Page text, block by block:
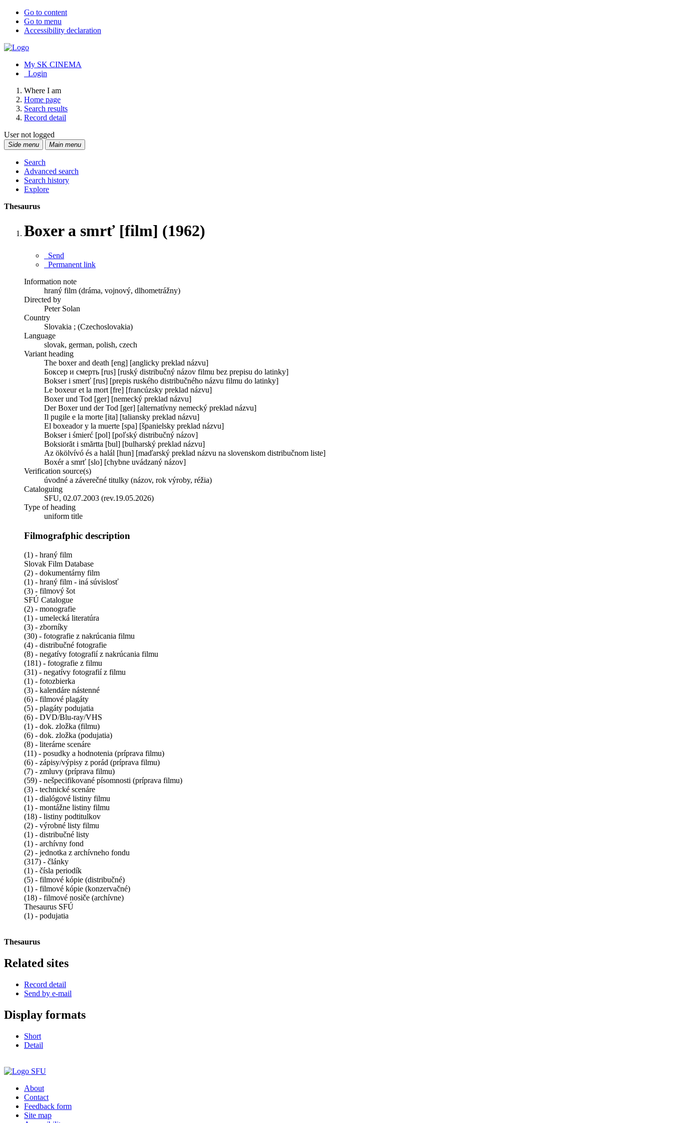
Go to content
Go to menu
Accessibility declaration
My SK CINEMA
Login
Where I am
Home page
Search results
Record detail
User not logged
Side menu Main menu
Search
Advanced search
Search history
Explore
Thesaurus
Boxer a smrť [film] (1962)
Send
Permanent link
Information note
hraný film (dráma, vojnový, dlhometrážny)
Directed by
Peter Solan
Country
Slovakia ; (Czechoslovakia)
Language
slovak, german, polish, czech
Variant heading
The boxer and death [eng] [anglicky preklad názvu]
Боксер и смерть [rus] [ruský distribučný názov filmu bez prepisu do latinky]
Bokser i smerť [rus] [prepis ruského distribučného názvu filmu do latinky]
Le boxeur et la mort [fre] [francúzsky preklad názvu]
Boxer und Tod [ger] [nemecký preklad názvu]
Der Boxer und der Tod [ger] [alternatívny nemecký preklad názvu]
Il pugile e la morte [ita] [taliansky preklad názvu]
El boxeador y la muerte [spa] [španielsky preklad názvu]
Bokser i śmierć [pol] [poľský distribučný názov]
Boksiorăt i smărtta [bul] [bulharský preklad názvu]
Az ökölvívó és a halál [hun] [maďarský preklad názvu na slovenskom distribučnom liste]
Boxér a smrť [slo] [chybne uvádzaný názov]
Verification source(s)
úvodné a záverečné titulky (názov, rok výroby, réžia)
Cataloguing
SFU, 02.07.2003 (rev.19.05.2026)
Type of heading
uniform title
Filmografphic description
(1) - hraný film
Slovak Film Database
(2) - dokumentárny film
(1) - hraný film - iná súvislosť
(3) - filmový šot
SFÚ Catalogue
(2) - monografie
(1) - umelecká literatúra
(3) - zborníky
(30) - fotografie z nakrúcania filmu
(4) - distribučné fotografie
(8) - negatívy fotografií z nakrúcania filmu
(181) - fotografie z filmu
(31) - negatívy fotografií z filmu
(1) - fotozbierka
(3) - kalendáre nástenné
(6) - filmové plagáty
(5) - plagáty podujatia
(6) - DVD/Blu-ray/VHS
(1) - dok. zložka (filmu)
(6) - dok. zložka (podujatia)
(8) - literárne scenáre
(11) - posudky a hodnotenia (príprava filmu)
(6) - zápisy/výpisy z porád (príprava filmu)
(7) - zmluvy (príprava filmu)
(59) - nešpecifikované písomnosti (príprava filmu)
(3) - technické scenáre
(1) - dialógové listiny filmu
(1) - montážne listiny filmu
(18) - listiny podtitulkov
(2) - výrobné listy filmu
(1) - distribučné listy
(1) - archívny fond
(2) - jednotka z archívneho fondu
(317) - články
(1) - čísla periodík
(5) - filmové kópie (distribučné)
(1) - filmové kópie (konzervačné)
(18) - filmové nosiče (archívne)
Thesaurus SFÚ
(1) - podujatia
Thesaurus
Related sites
Record detail
Send by e-mail
Display formats
Short
Detail
About
Contact
Feedback form
Site map